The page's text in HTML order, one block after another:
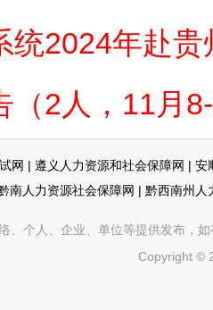
统2024年赴
（2人，11月
网 | 遵义人力资源和社会保障网 | 安
南人力资源社会保障网 | 黔西南州人
、个人、企业、单位等提供发布，
Copyright ©